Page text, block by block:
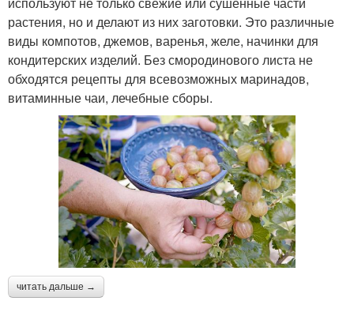
растения, но и делают из них заготовки. Это различные
виды компотов, джемов, варенья, желе, начинки для
кондитерских изделий. Без смородинового листа не
обходятся рецепты для всевозможных маринадов,
витаминные чаи, лечебные сборы.
читать дальше →